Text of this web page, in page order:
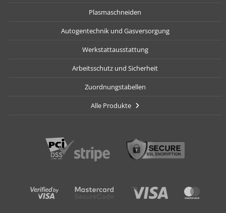
Plasmaschneiden
Autogentechnik und Gasversorgung
Werkstattausstattung
Arbeitsschutz und Sicherheit
Zuordnungstabellen
Alle Produkte